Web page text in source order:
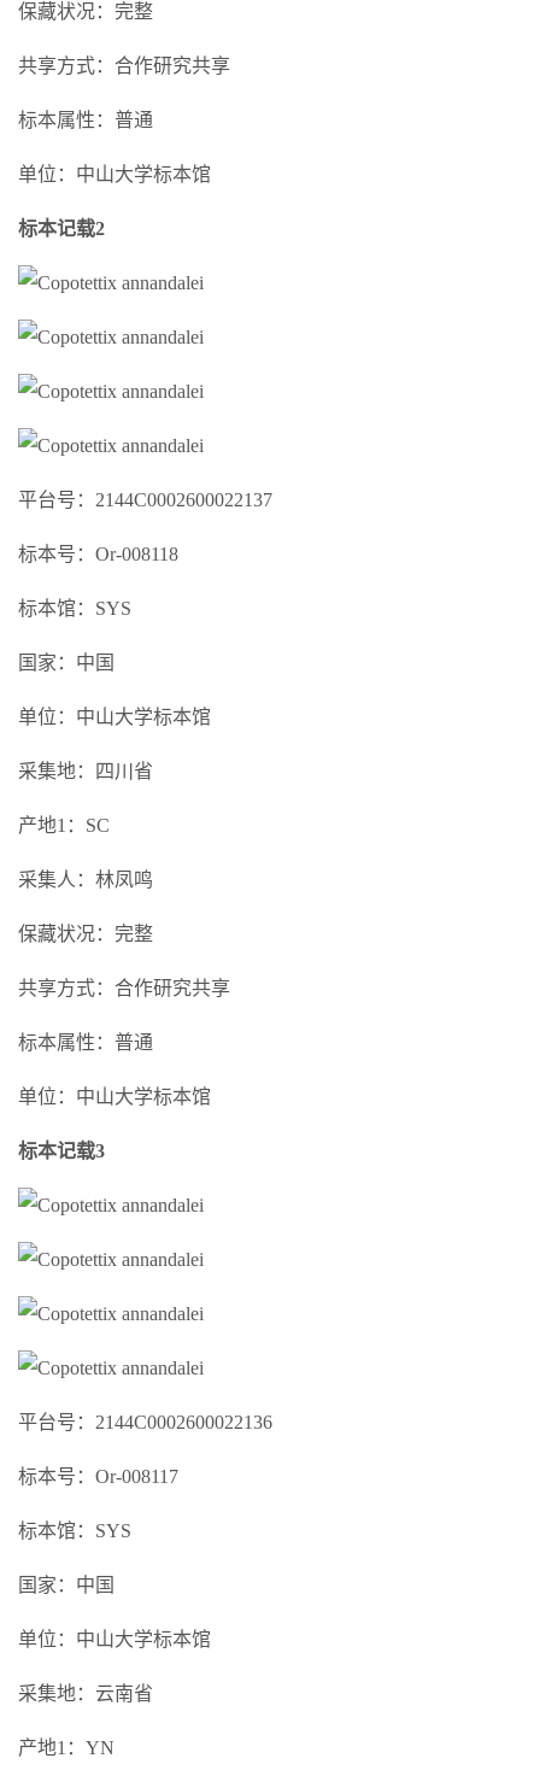
保藏状况：完整
共享方式：合作研究共享
标本属性：普通
单位：中山大学标本馆
标本记载2
平台号：2144C0002600022137
标本号：Or-008118
标本馆：SYS
国家：中国
单位：中山大学标本馆
采集地：四川省
产地1：SC
采集人：林凤鸣
保藏状况：完整
共享方式：合作研究共享
标本属性：普通
单位：中山大学标本馆
标本记载3
平台号：2144C0002600022136
标本号：Or-008117
标本馆：SYS
国家：中国
单位：中山大学标本馆
采集地：云南省
产地1：YN